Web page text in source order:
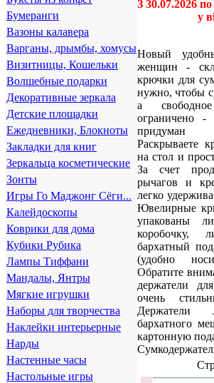
Бумеранги
Вазоны калавера
Варганы, дрымбы, хомусы
Визитницы, Кошельки
Волшебные подарки
Декоративные зеркала
Детские площадки
Ежедневники, Блокноты
Закладки для книг
Зеркальца косметические
Зонты
Игры Го Маджонг Сёги...
Калейдоскопы
Коврики для дома
Кубики Рубика
Лампы Тиффани
Мандалы, Янтры
Мягкие игрушки
Наборы для творчества
Наклейки интерьерные
Нарды
Настенные часы
Настольные игры
З 30.07.2026
у
Новый
женщин -
крючки для
нужно, чтобы
а
ограничено
придуман
Раскрываете
на стол и
За счет
рычагов и
легко
Ювелирные
упакованы
коробочку,
бархатный
(удобно
Обратите
держатели
очень
Держатели
бархатного
картонную